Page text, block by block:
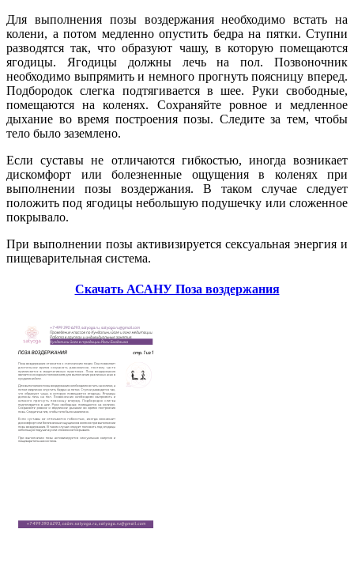
Для выполнения позы воздержания необходимо встать на
колени, а потом медленно опустить бедра на пятки. Ступни
разводятся так, что образуют чашу, в которую помещаются
ягодицы. Ягодицы должны лечь на пол. Позвоночник
необходимо выпрямить и немного прогнуть поясницу вперед.
Подбородок слегка подтягивается в шее. Руки свободные,
помещаются на коленях. Сохраняйте ровное и медленное
дыхание во время построения позы. Следите за тем, чтобы
тело было заземлено.
Если суставы не отличаются гибкостью, иногда возникает
дискомфорт или болезненные ощущения в коленях при
выполнении позы воздержания. В таком случае следует
положить под ягодицы небольшую подушечку или сложенное
покрывало.
При выполнении позы активизируется сексуальная энергия и
пищеварительная система.
Cкачать АСАНУ Поза воздержания